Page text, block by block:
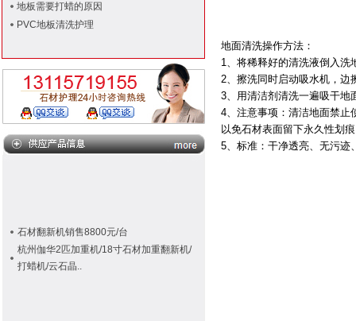
地板需要打蜡的原因
PVC地板清洗护理
石材翻新机销售8800元/台
杭州伽华2匹加重机/18寸石材加重翻新机/
打蜡机/云石晶..
地面清洗操作方法：
1、将稀释好的清洗液倒入
2、擦洗同时启动吸水机，边
3、用清洁剂清洗一遍吸干地
4、注意事项：清洁地面禁止
以免石材表面留下永久性划
5、标准：干净透亮、无污迹